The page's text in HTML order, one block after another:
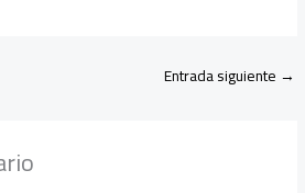
Entrada siguiente →